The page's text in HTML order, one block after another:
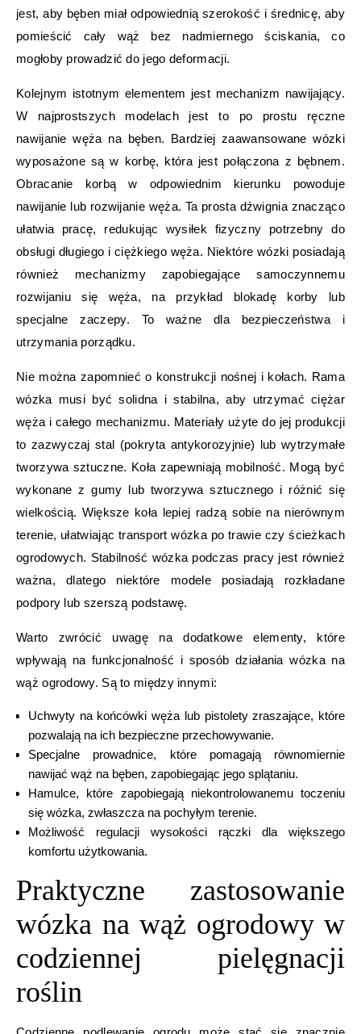
jest, aby bęben miał odpowiednią szerokość i średnicę, aby
pomieścić cały wąż bez nadmiernego ściskania, co
mogłoby prowadzić do jego deformacji.
Kolejnym istotnym elementem jest mechanizm nawijający.
W najprostszych modelach jest to po prostu ręczne
nawijanie węża na bęben. Bardziej zaawansowane wózki
wyposażone są w korbę, która jest połączona z bębnem.
Obracanie korbą w odpowiednim kierunku powoduje
nawijanie lub rozwijanie węża. Ta prosta dźwignia znacząco
ułatwia pracę, redukując wysiłek fizyczny potrzebny do
obsługi długiego i ciężkiego węża. Niektóre wózki posiadają
również mechanizmy zapobiegające samoczynnemu
rozwijaniu się węża, na przykład blokadę korby lub
specjalne zaczepy. To ważne dla bezpieczeństwa i
utrzymania porządku.
Nie można zapomnieć o konstrukcji nośnej i kołach. Rama
wózka musi być solidna i stabilna, aby utrzymać ciężar
węża i całego mechanizmu. Materiały użyte do jej produkcji
to zazwyczaj stal (pokryta antykorozyjnie) lub wytrzymałe
tworzywa sztuczne. Koła zapewniają mobilność. Mogą być
wykonane z gumy lub tworzywa sztucznego i różnić się
wielkością. Większe koła lepiej radzą sobie na nierównym
terenie, ułatwiając transport wózka po trawie czy ścieżkach
ogrodowych. Stabilność wózka podczas pracy jest również
ważna, dlatego niektóre modele posiadają rozkładane
podpory lub szerszą podstawę.
Warto zwrócić uwagę na dodatkowe elementy, które
wpływają na funkcjonalność i sposób działania wózka na
wąż ogrodowy. Są to między innymi:
Uchwyty na końcówki węża lub pistolety zraszające, które
pozwalają na ich bezpieczne przechowywanie.
Specjalne prowadnice, które pomagają równomiernie
nawijać wąż na bęben, zapobiegając jego splątaniu.
Hamulce, które zapobiegają niekontrolowanemu toczeniu
się wózka, zwłaszcza na pochyłym terenie.
Możliwość regulacji wysokości rączki dla większego
komfortu użytkowania.
Praktyczne zastosowanie
wózka na wąż ogrodowy w
codziennej pielęgnacji
roślin